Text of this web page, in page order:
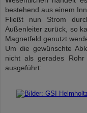
bestehend aus einem
Fließt nun Strom
Außenleiter zurück, so
Magnetfeld genutzt
Um die gewünschte
nicht als gerades
ausgeführt: